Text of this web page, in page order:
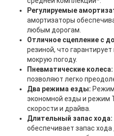
Регулируемые
амортизаторы
любым дорогам.
Отличное сцепление с
резиной, что
мокрую погоду.
Пневматические колеса:
позволяют легко
Два режима езды:
экономной езды и режим
скорости и драйва.
Длительный запас хода:
обеспечивает запас